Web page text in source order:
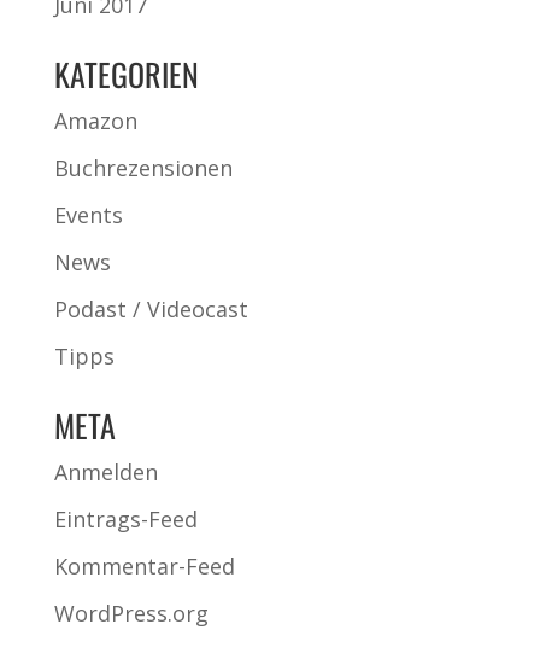
KATEGORIEN
Amazon
Buchrezensionen
Events
News
Podast / Videocast
Tipps
META
Anmelden
Eintrags-Feed
Kommentar-Feed
WordPress.org